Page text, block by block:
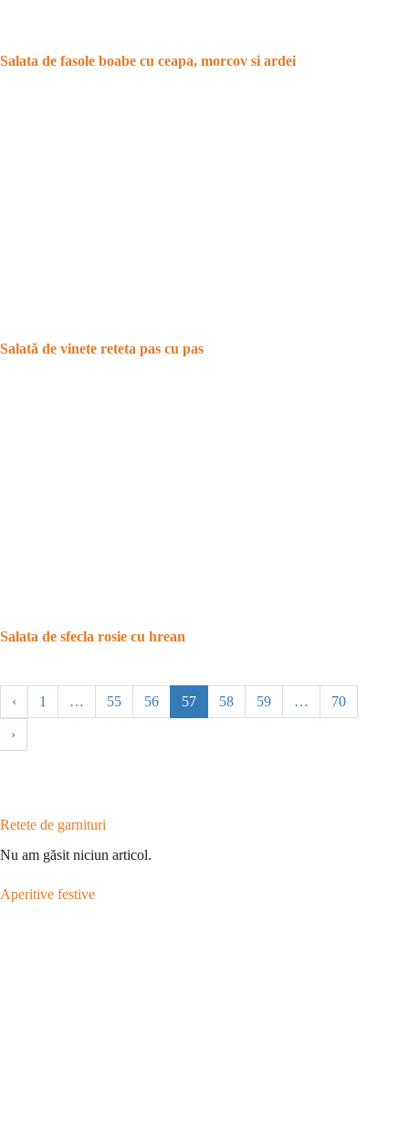
Salata de fasole boabe cu ceapa, morcov si ardei
Salată de vinete reteta pas cu pas
Salata de sfecla rosie cu hrean
‹ 1 … 55 56 57 58 59 … 70
›
Retete de garnituri
Nu am găsit niciun articol.
Aperitive festive